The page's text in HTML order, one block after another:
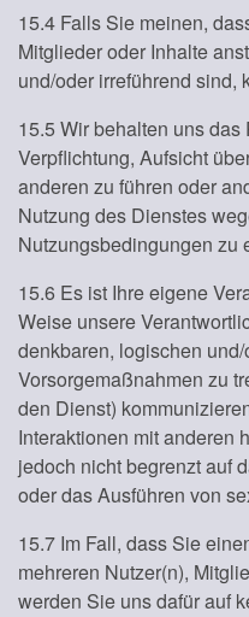
15.4 Falls Sie meinen,
Mitglieder oder Inhalte
und/oder irreführend sind,
15.5 Wir behalten uns
Verpflichtung, Aufsicht
anderen zu führen oder
Nutzung des Dienstes
Nutzungsbedingungen zu
15.6 Es ist Ihre eigene
Weise unsere
denkbaren, logischen
Vorsorgemaßnahmen zu
den Dienst)
Interaktionen mit anderen
jedoch nicht begrenzt auf
oder das Ausführen von
15.7 Im Fall, dass Sie
mehreren Nutzer(n),
werden Sie uns dafür auf